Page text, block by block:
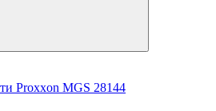
Proxxon MGS 28144